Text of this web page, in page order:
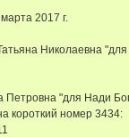
2017 г.
Николаевна
Петровна "для Нади
короткий номер 3434: